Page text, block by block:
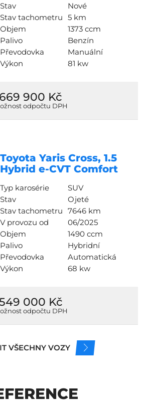
Stav
Nové
Stav tachometru 5 km
Objem
1373 ccm
Palivo
Benzín
Převodovka
Manuální
Výkon
81 kw
669 900 Kč
odpočtu DPH
Toyota Yaris Cross, 1.5
Hybrid e-CVT Comfort
Typ karosérie
SUV
Stav
Ojeté
Stav tachometru 7646 km
V provozu od
06/2025
Objem
1490 ccm
Palivo
Hybridní
Převodovka
Automatická
Výkon
68 kw
000 Kč
odpočtu DPH
VŠECHNY VOZY